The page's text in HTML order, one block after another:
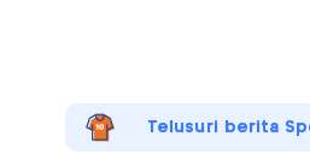
Telusuri berita